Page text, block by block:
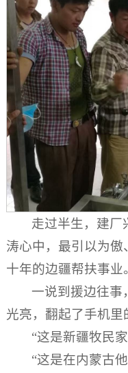
走过半生，建厂
涛心中，最引以为
十年的边疆帮扶事业
一说到援边往事
光亮，翻起了手机里
“这是新疆牧民
“这是在内蒙古